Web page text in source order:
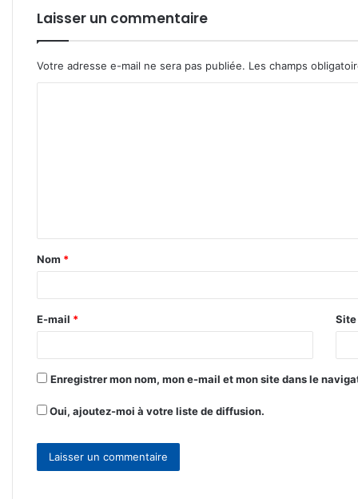
Laisser un commentaire
Votre adresse e-mail ne sera pas publiée. Les champs
t
a
e
*
Nom *
E-mail *
Enregistrer mon nom, mon e-mail et mon site dans le
Oui, ajoutez-moi à votre liste de diffusion.